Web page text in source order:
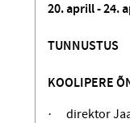
20. aprill - 24.
TUNNUSTUS
KOOLIPERE
· direktor